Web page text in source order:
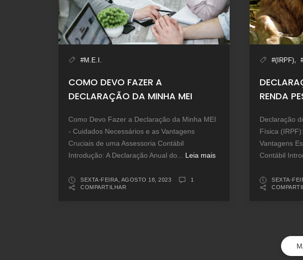
#M.E.I.
COMO DEVO FAZER A
DECLARAÇÃO DA MINHA MEI
Como Devo Fazer a Declaração da Minha MEI
- Cuidados Necessários e as Vantagens
Cruciais de uma Assessoria Contábil
Introdução: A Declaração Anual do... Leia mais
SEXTA-FEIRA, AGOSTO 18, 2023
1
COMPARTILHAR
#(IRPF),
RENDA
Declaração
Física
Vantagens
Contábil
SEXTA-